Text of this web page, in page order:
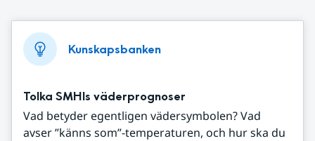
Kunskapsbanken
Tolka SMHIs väderprognoser
Vad betyder egentligen vädersymbolen? Vad
avser ”känns som”-temperaturen, och hur ska du